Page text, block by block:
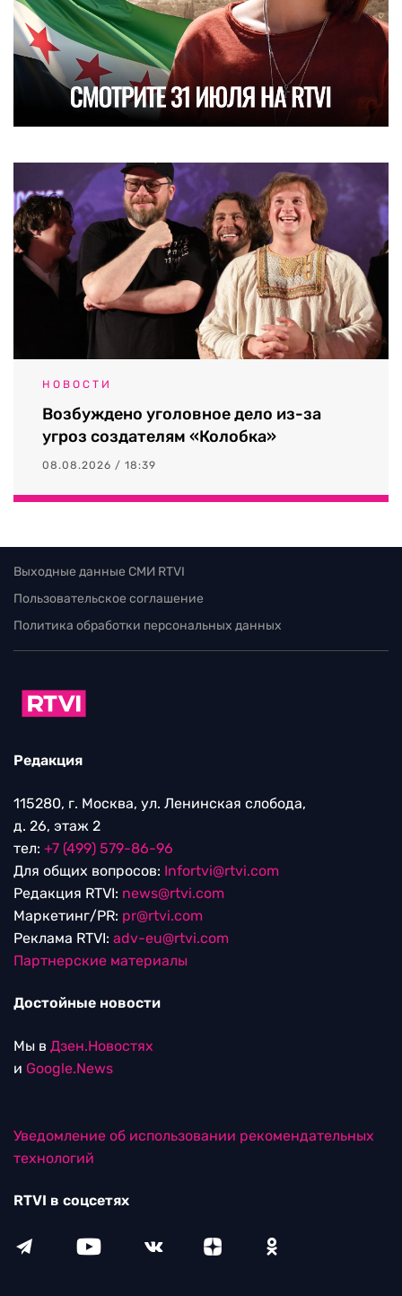
НОВОСТИ
Возбуждено уголовное дело из-за
угроз создателям «Колобка»
08.08.2026 / 18:39
Выходные данные СМИ RTVI
Пользовательское соглашение
Политика обработки персональных данных
Редакция
115280, г. Москва, ул. Ленинская слобода,
д. 26, этаж 2
тел: +7 (499) 579-86-96
Для общих вопросов: Infortvi@rtvi.com
Редакция RTVI: news@rtvi.com
Маркетинг/PR: pr@rtvi.com
Реклама RTVI: adv-eu@rtvi.com
Партнерские материалы
Достойные новости
Мы в Дзен.Новостях
и Google.News
Уведомление об использовании рекомендательных
технологий
RTVI в соцсетях